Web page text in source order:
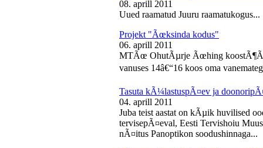
08. aprill 2011
Uued raamatud Juuru raamatukogus...
Projekt "Ãœksinda kodus"
06. aprill 2011
MTÃœ OhutÃµrje Ãœhing
vanuses 14â€“16 koos oma
Tasuta kÃ¼lastuspÃ¤ev ja
04. aprill 2011
Juba teist aastat on kÃµik huvilised
tervisepÃ¤eval, Eesti Tervishoiu
nÃ¤itus Panoptikon soodushinnaga...